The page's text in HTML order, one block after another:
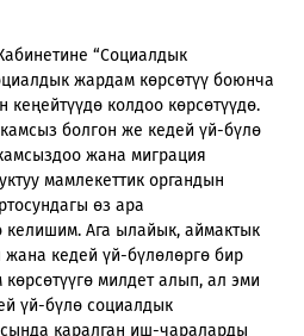
“Социалдык
жардам көрсөтүү боюнча
колдоо көрсөтүүдө.
болгон же кедей үй-бүлө
жана миграция
мамлекеттик органдын
өз ара
Ага ылайык, аймактык
кедей үй-бүлөлөргө бир
милдет алып, ал эми
үй-бүлө социалдык
каралган иш-чараларды